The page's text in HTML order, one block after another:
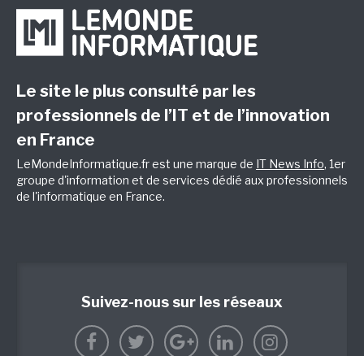
Le site le plus consulté par les
professionnels de l’IT et de l’innovation
en France
LeMondeInformatique.fr est une marque de IT News Info, 1er
groupe d'information et de services dédié aux professionnels
de l'informatique en France.
Suivez-nous sur les réseaux